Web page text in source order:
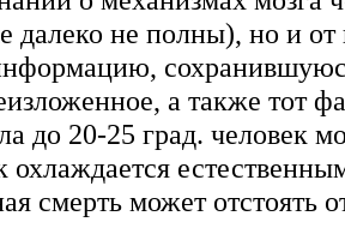
далеко не полны), но и
а также тот
до 20-25 град. человек
охлаждается
смерть может отстоять